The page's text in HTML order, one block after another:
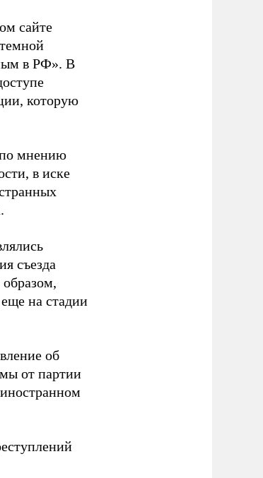
сайте
в РФ». В
которую
по мнению
в иске
съезда
на стадии
об
от партии